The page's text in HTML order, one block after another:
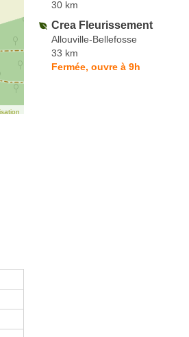
30 km
Crea Fleurissement
Allouville-Bellefosse
33 km
Fermée, ouvre à 9h